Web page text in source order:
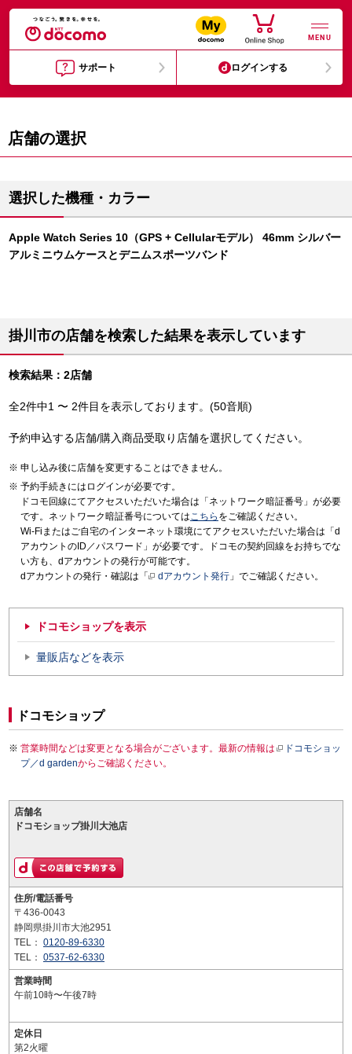
MENU
サポート ログインする
店舗の選択
選択した機種・カラー
Apple Watch Series 10（GPS + Cellularモデル） 46mm シルバー
アルミニウムケースとデニムスポーツバンド
掛川市の店舗を検索した結果を表示しています
検索結果：2店舗
全2件中1 〜 2件目を表示しております。(50音順)
予約申込する店舗/購入商品受取り店舗を選択してください。
申し込み後に店舗を変更することはできません。
予約手続きにはログインが必要です。
ドコモ回線にてアクセスいただいた場合は「ネットワーク暗証番号」が必要
です。ネットワーク暗証番号についてはこちら をご確認ください。
Wi-Fiまたはご自宅のインターネット環境にてアクセスいただいた場合は「d
アカウントのID／パスワード」が必要です。ドコモの契約回線をお持ちでな
い方も、dアカウントの発行が可能です。
dアカウントの発行・確認は「
dアカウント発行 」でご確認ください。
ドコモショップを表示
量販店などを表示
ドコモショップ
営業時間などは変更となる場合がございます。最新の情報は
ドコモショッ
プ／d gardenからご確認ください。
店舗名
ドコモショップ掛川大池店
住所/電話番号
〒436-0043
静岡県掛川市大池2951
TEL： 0120-89-6330
TEL： 0537-62-6330
営業時間
午前10時〜午後7時
定休日
第2火曜